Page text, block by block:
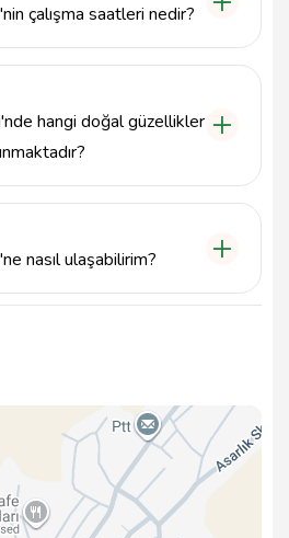
çalışma saatleri nedir?
hangi doğal güzellikler
nasıl ulaşabilirim?
Mahallesi, Emet
ulaşabilirsiniz.